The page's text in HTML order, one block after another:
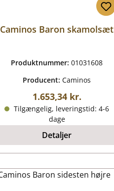
Caminos Baron skamolsæt
Produktnummer:01031608
Producent:Caminos
Almindelig pris:
1.653,34 kr.
Tilgængelig, leveringstid: 4-6
dage
Detaljer